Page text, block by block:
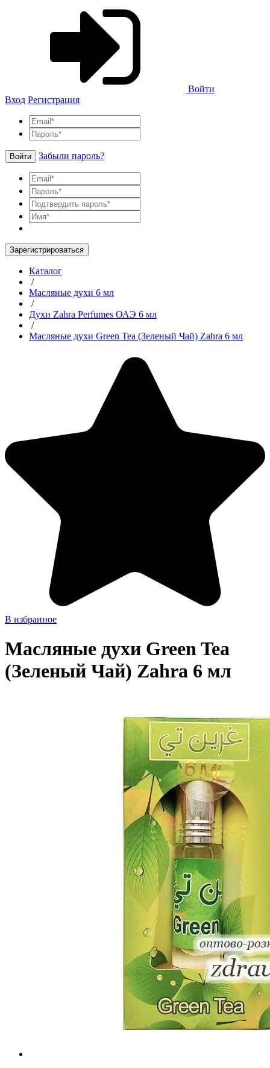
Войти
Вход Регистрация
Войти Забыли пароль?
Зарегистрироваться
Каталог
/
Масляные духи 6 мл
/
Духи Zahra Perfumes ОАЭ 6 мл
/
Масляные духи Green Tea (Зеленый Чай) Zahra 6 мл
В избранное
Масляные духи Green Tea
(Зеленый Чай) Zahra 6 мл